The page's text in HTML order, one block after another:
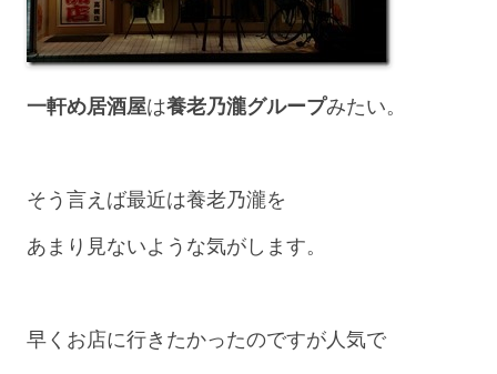
一軒め居酒屋は養老乃瀧グループみたい。
そう言えば最近は養老乃瀧を
あまり見ないような気がします。
早くお店に行きたかったのですが人気で